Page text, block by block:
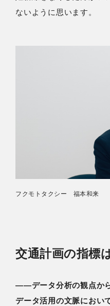
ないように思います。
フクモトタクシー 福本和来
交通計画の指標
――データ分析の観点か
データ活用の文脈におい